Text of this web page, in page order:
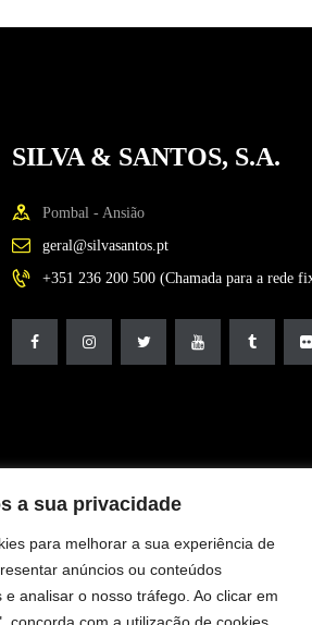
a sua privacidade
para melhorar a sua experiência de
anúncios ou conteúdos
e analisar o nosso tráfego. Ao clicar em
SILVA & SANTOS, S.A.
Pombal - Ansião
geral@silvasantos.pt
+351 236 200 500 (Chamada para a rede